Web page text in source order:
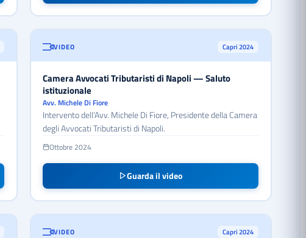
VIDEO Capri 2024
Camera Avvocati Tributaristi di Napoli — Saluto
istituzionale
Avv. Michele Di Fiore
Intervento dell'Avv. Michele Di Fiore, Presidente della Camera
degli Avvocati Tributaristi di Napoli.
Ottobre 2024
Guarda il video
VIDEO Capri 2024